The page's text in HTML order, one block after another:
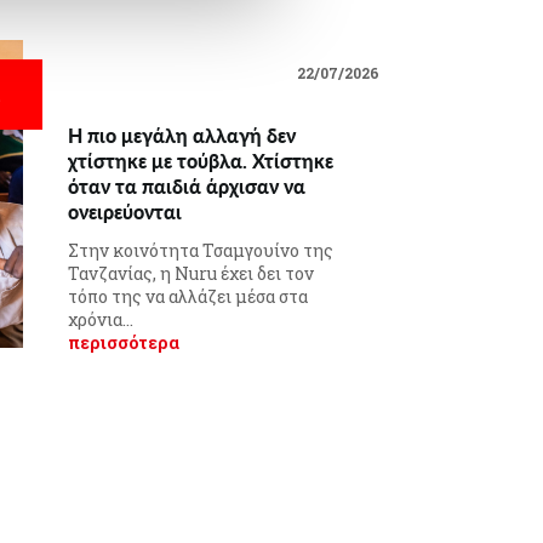
22/07/2026
Η πιο μεγάλη αλλαγή δεν
χτίστηκε με τούβλα. Χτίστηκε
όταν τα παιδιά άρχισαν να
ονειρεύονται
Στην κοινότητα Τσαμγουίνο της
Τανζανίας, η Nuru έχει δει τον
τόπο της να αλλάζει μέσα στα
χρόνια...
περισσότερα